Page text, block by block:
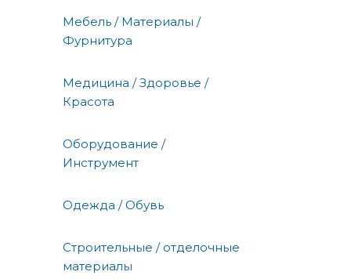
Мебель / Материалы /
Фурнитура
Медицина / Здоровье /
Красота
Оборудование /
Инструмент
Одежда / Обувь
Строительные / отделочные
материалы